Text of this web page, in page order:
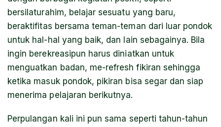
bersilaturahim, belajar sesuatu yang baru,
beraktifitas bersama teman-teman dari luar pondok
untuk hal-hal yang baik, dan lain sebagainya. Bila
ingin berekreasipun harus diniatkan untuk
menguatkan badan, me-refresh fikiran sehingga
ketika masuk pondok, pikiran bisa segar dan siap
menerima pelajaran berikutnya.
Perpulangan kali ini pun sama seperti tahun-tahun